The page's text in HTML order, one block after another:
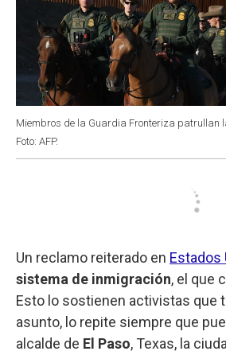
Miembros de la Guardia Fronteriza patrullan
Foto: AFP.
Un reclamo reiterado en Estados
sistema de inmigración, el que
Esto lo sostienen activistas que
asunto, lo repite siempre que
alcalde de El Paso, Texas, la